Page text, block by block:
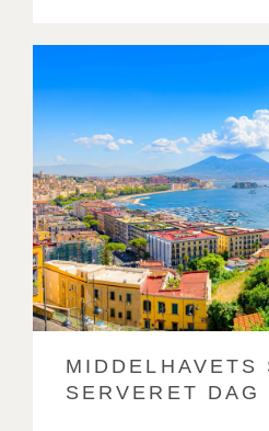
SERVERET DAG